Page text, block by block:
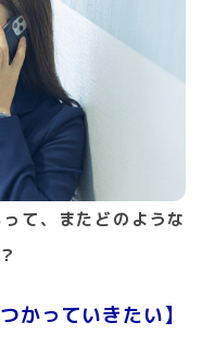
て、またどのような
かっていきたい】